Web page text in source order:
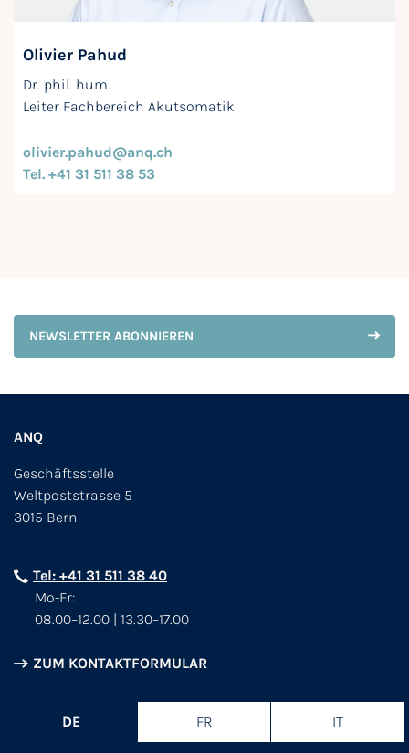
Olivier Pahud
Dr. phil. hum.
Leiter Fachbereich Akutsomatik
olivier.pahud@anq.ch
Tel. +41 31 511 38 53
NEWSLETTER ABONNIEREN
ANQ
Geschäftsstelle
Weltpoststrasse 5
3015 Bern
Tel: +41 31 511 38 40
Mo-Fr:
08.00–12.00 | 13.30–17.00
ZUM KONTAKTFORMULAR
DE FR IT